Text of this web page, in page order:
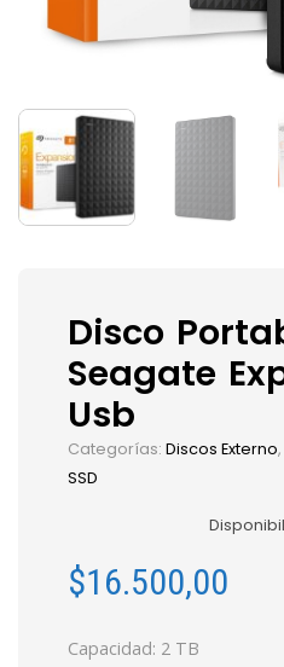
Disco
Seagate
Usb
Categorías: Discos Externo,
SSD
$16.500,00
Capacidad: 2 TB